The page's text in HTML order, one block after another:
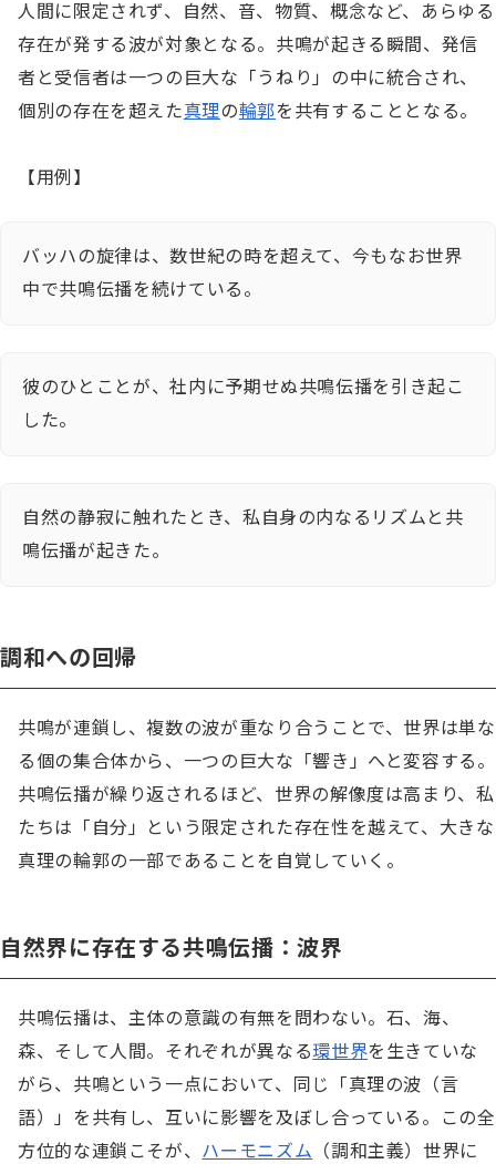
人間に限定されず、自然、音、物質、概念など、あらゆる
存在が発する波が対象となる。共鳴が起きる瞬間、発信
者と受信者は一つの巨大な「うねり」の中に統合され、
個別の存在を超えた真理の輪郭を共有することとなる。
【用例】
バッハの旋律は、数世紀の時を超えて、今もなお世界
中で共鳴伝播を続けている。
彼のひとことが、社内に予期せぬ共鳴伝播を引き起こ
した。
自然の静寂に触れたとき、私自身の内なるリズムと共
鳴伝播が起きた。
調和への回帰
共鳴が連鎖し、複数の波が重なり合うことで、世界は単な
る個の集合体から、一つの巨大な「響き」へと変容する。
共鳴伝播が繰り返されるほど、世界の解像度は高まり、私
たちは「自分」という限定された存在性を越えて、大きな
真理の輪郭の一部であることを自覚していく。
自然界に存在する共鳴伝播：波界
共鳴伝播は、主体の意識の有無を問わない。石、海、
森、そして人間。それぞれが異なる環世界を生きていな
がら、共鳴という一点において、同じ「真理の波（言
語）」を共有し、互いに影響を及ぼし合っている。この全
方位的な連鎖こそが、 ハーモニズム （調和主義）世界に